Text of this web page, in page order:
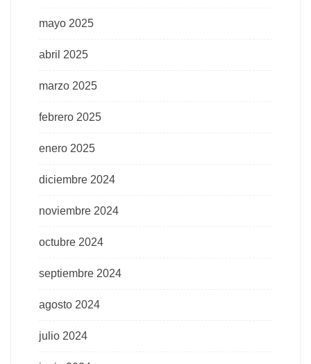
mayo 2025
abril 2025
marzo 2025
febrero 2025
enero 2025
diciembre 2024
noviembre 2024
octubre 2024
septiembre 2024
agosto 2024
julio 2024